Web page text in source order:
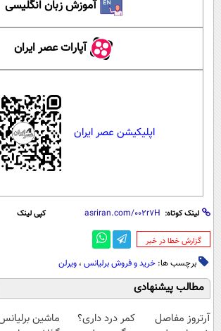
آموزش زبان انگلیسی
آپارات عصر ایران
اپلیکیشن عصر ایران
لینک کوتاه: کپی لینک
‌گزارش خطا در خبر
برچسب ها: خرید و فروش برلیانس ، ویرلن
مطالب پیشنهادی
آرتروز مفاصل
کمر درد داری؟
ماشین